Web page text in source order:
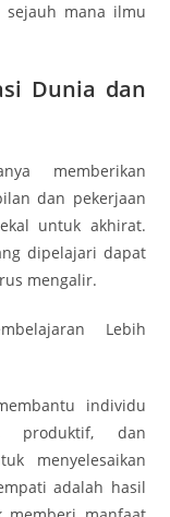
sejauh mana ilmu
Dunia dan
memberikan
dan pekerjaan
untuk akhirat.
dipelajari dapat
mengalir.
Lebih
individu
produktif, dan
menyelesaikan
adalah hasil